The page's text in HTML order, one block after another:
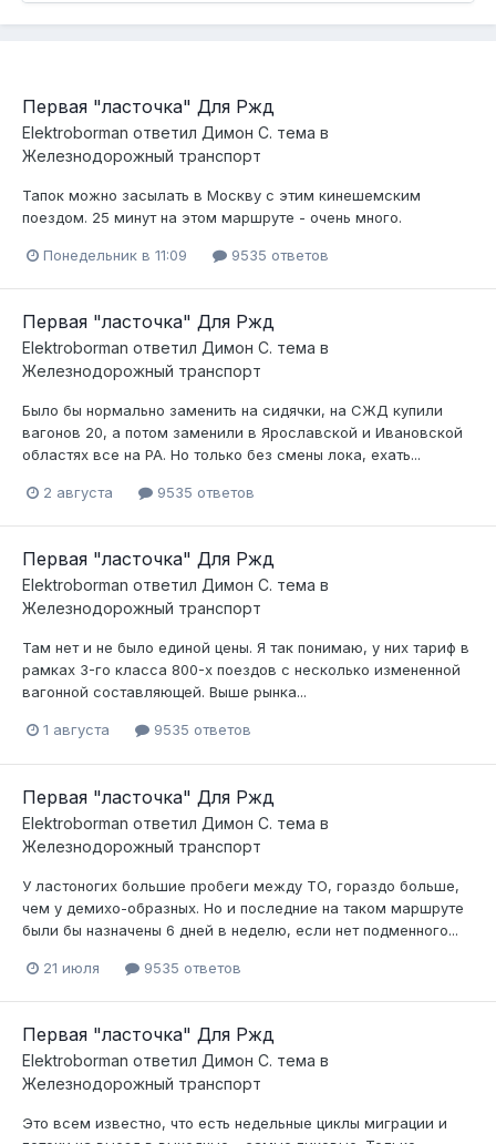
Первая "ласточка" Для Ржд
Elektroborman ответил Димон С. тема в
Железнодорожный транспорт
Тапок можно засылать в Москву с этим кинешемским
поездом. 25 минут на этом маршруте - очень много.
Понедельник в 11:09 9535 ответов
Первая "ласточка" Для Ржд
Elektroborman ответил Димон С. тема в
Железнодорожный транспорт
Было бы нормально заменить на сидячки, на СЖД купили
вагонов 20, а потом заменили в Ярославской и Ивановской
областях все на РА. Но только без смены лока, ехать...
2 августа 9535 ответов
Первая "ласточка" Для Ржд
Elektroborman ответил Димон С. тема в
Железнодорожный транспорт
Там нет и не было единой цены. Я так понимаю, у них тариф в
рамках 3-го класса 800-х поездов с несколько измененной
вагонной составляющей. Выше рынка...
1 августа 9535 ответов
Первая "ласточка" Для Ржд
Elektroborman ответил Димон С. тема в
Железнодорожный транспорт
У ластоногих большие пробеги между ТО, гораздо больше,
чем у демихо-образных. Но и последние на таком маршруте
были бы назначены 6 дней в неделю, если нет подменного...
21 июля 9535 ответов
Первая "ласточка" Для Ржд
Elektroborman ответил Димон С. тема в
Железнодорожный транспорт
Это всем известно, что есть недельные циклы миграции и